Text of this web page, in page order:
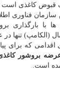
قبوض كاغذی است
فناوری
با بارگذاری
(الكامپ) تنها
اقدامی كه برای
بروشور
است.